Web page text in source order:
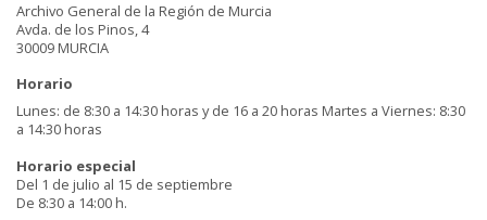
Archivo General de la Región de Murcia
Avda. de los Pinos, 4
30009 MURCIA
Horario
Lunes: de 8:30 a 14:30 horas y de 16 a 20 horas Martes a Viernes: 8:30
a 14:30 horas
Horario especial
Del 1 de julio al 15 de septiembre
De 8:30 a 14:00 h.